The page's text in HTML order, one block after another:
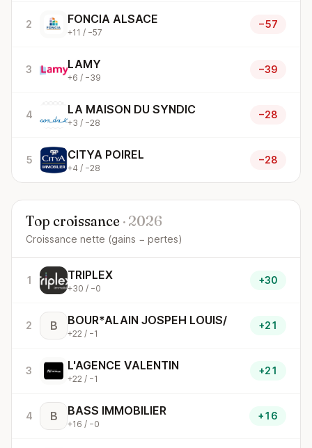
2 FONCIA ALSACE
+11 / −57
−57
3 LAMY
+6 / −39
−39
4 LA MAISON DU SYNDIC
+3 / −28
−28
5 CITYA POIREL
+4 / −28
−28
Top croissance · 2026
Croissance nette (gains − pertes)
1 TRIPLEX
+30 / −0
+30
2 B BOUR*ALAIN JOSPEH LOUIS/
+22 / −1
+21
3 L'AGENCE VALENTIN
+22 / −1
+21
4 B BASS IMMOBILIER
+16 / −0
+16